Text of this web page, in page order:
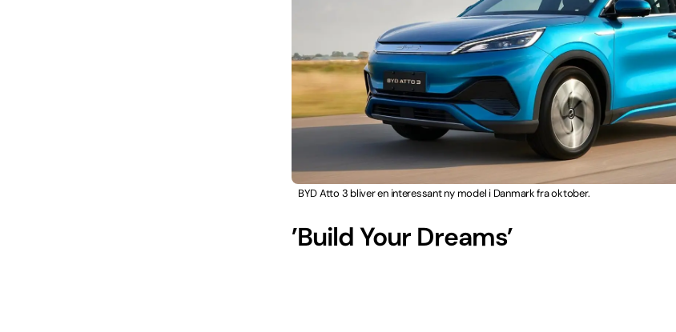
BYD Atto 3 bliver en interessant ny model i Danmark fra oktober.
’Build Your Dreams’